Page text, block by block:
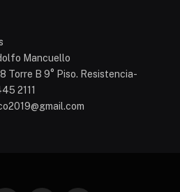
Mancuello
Torre B 9° Piso. Resistencia-
2111